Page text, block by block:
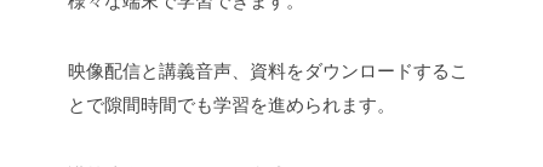
映像配信と講義音声、資料をダウンロードするこ
とで隙間時間でも学習を進められます。